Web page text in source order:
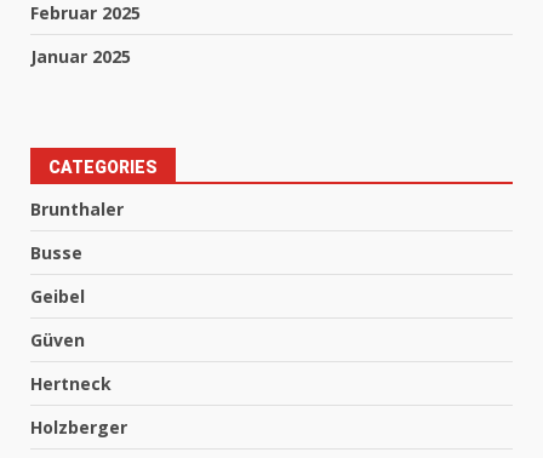
Februar 2025
Januar 2025
CATEGORIES
Brunthaler
Busse
Geibel
Güven
Hertneck
Holzberger